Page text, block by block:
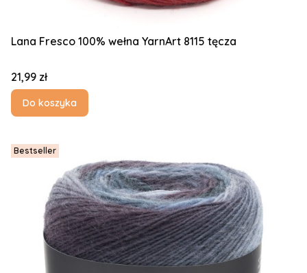
Lana Fresco 100% wełna YarnArt 8115 tęcza
Cena
21,99 zł
Do koszyka
Bestseller